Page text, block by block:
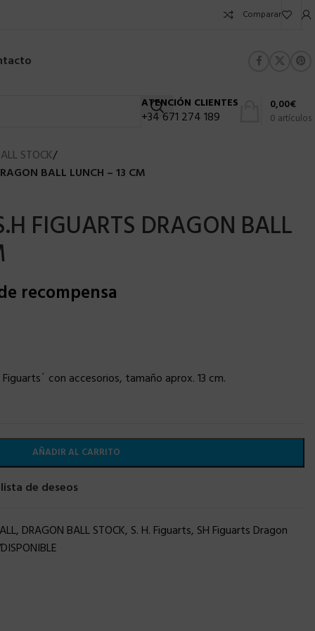
Comparar
ATENCIÓN CLIENTES
+34 671 274 189 0 artículos
0,00€
STOCK/
BALL LUNCH – 13 CM
FIGUARTS DRAGON BALL
recompensa
con accesorios, tamaño aprox. 13 cm.
AÑADIR AL CARRITO
de deseos
, DRAGON BALL STOCK, S. H. Figuarts, SH Figuarts Dragon